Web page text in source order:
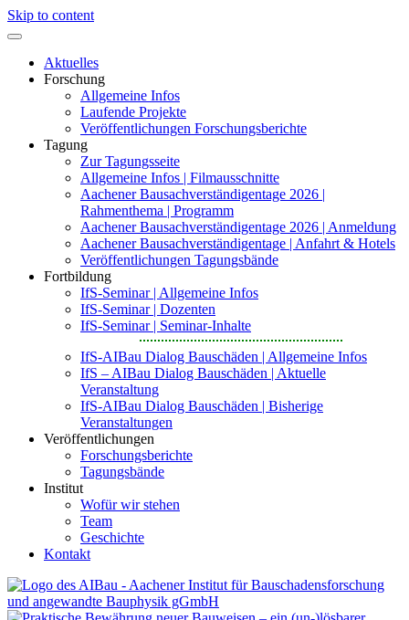
Skip to content
Aktuelles
Forschung
Allgemeine Infos
Laufende Projekte
Veröffentlichungen Forschungsberichte
Tagung
Zur Tagungsseite
Allgemeine Infos | Filmausschnitte
Aachener Bausachverständigentage 2026 |
Rahmenthema | Programm
Aachener Bausachverständigentage 2026 | Anmeldung
Aachener Bausachverständigentage | Anfahrt & Hotels
Veröffentlichungen Tagungsbände
Fortbildung
IfS-Seminar | Allgemeine Infos
IfS-Seminar | Dozenten
IfS-Seminar | Seminar-Inhalte
IfS-AIBau Dialog Bauschäden | Allgemeine Infos
IfS – AIBau Dialog Bauschäden | Aktuelle
Veranstaltung
IfS-AIBau Dialog Bauschäden | Bisherige
Veranstaltungen
Veröffentlichungen
Forschungsberichte
Tagungsbände
Institut
Wofür wir stehen
Team
Geschichte
Kontakt